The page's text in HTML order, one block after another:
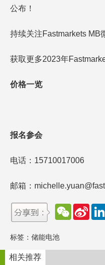
公布！
持续关注Fastmarkets MB
获取更多2023年
价格一览
报名参会
电话：15710017006
邮箱：
W
e
t
S
e
标签： 储能电池
相关推荐